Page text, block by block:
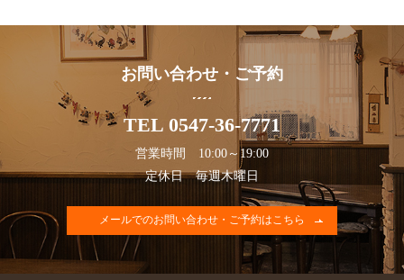
お問い合わせ・ご予約
TEL 0547-36-7771
営業時間 10:00～19:00
定休日 毎週木曜日
メールでのお問い合わせ・ご予約はこちら